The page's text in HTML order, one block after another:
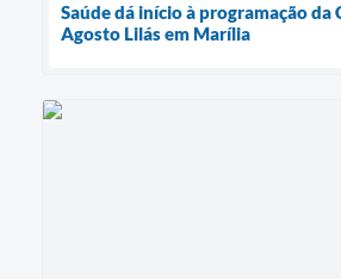
Saúde dá início à programação da
Agosto Lilás em Marília